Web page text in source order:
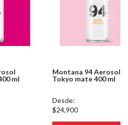
es/dominios/ferreinox.pagegear.co/
Montana 94 Aerosol Rosa
Tokyo mate 400 ml